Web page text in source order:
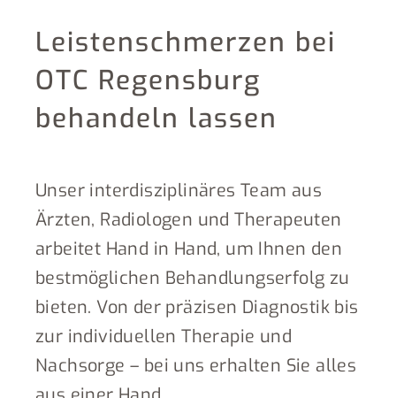
Leistenschmerzen bei
OTC Regensburg
behandeln lassen
Unser interdisziplinäres Team aus
Ärzten, Radiologen und Therapeuten
arbeitet Hand in Hand, um Ihnen den
bestmöglichen Behandlungserfolg zu
bieten. Von der präzisen Diagnostik bis
zur individuellen Therapie und
Nachsorge – bei uns erhalten Sie alles